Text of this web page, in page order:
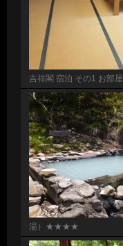
吉祥閣 宿泊 その1 お
湯）★★★★